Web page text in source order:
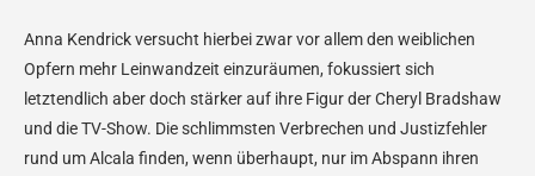
Anna Kendrick versucht hierbei zwar vor allem den weiblichen
Opfern mehr Leinwandzeit einzuräumen, fokussiert sich
letztendlich aber doch stärker auf ihre Figur der Cheryl Bradshaw
und die TV-Show. Die schlimmsten Verbrechen und Justizfehler
rund um Alcala finden, wenn überhaupt, nur im Abspann ihren